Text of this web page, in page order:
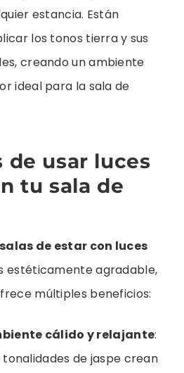
estancia. Están
los tonos tierra y sus
creando un ambiente
ideal para la sala de
de usar luces
tu sala de
de estar con luces
estéticamente agradable,
múltiples beneficios:
cálido y relajante:
tonalidades de jaspe crean